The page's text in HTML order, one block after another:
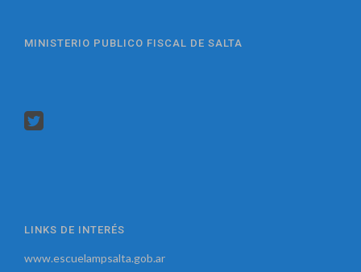
MINISTERIO PUBLICO FISCAL DE SALTA
LINKS DE INTERÉS
www.escuelampsalta.gob.ar